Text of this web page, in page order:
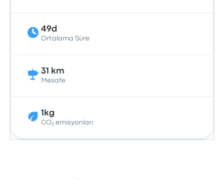
49d
Ortalama Süre
31 km
Mesafe
1kg
CO₂ emisyonları